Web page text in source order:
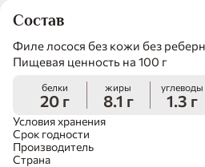
Пищевая ценность на 100 г
белки
20 г
жиры
8.1 г
углеводы
1.3 г
Условия хранения
Срок годности
Производитель
Страна
Состав
Филе лосося без кожи без